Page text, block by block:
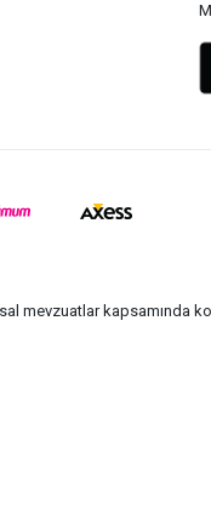
mevzuatlar kapsamında